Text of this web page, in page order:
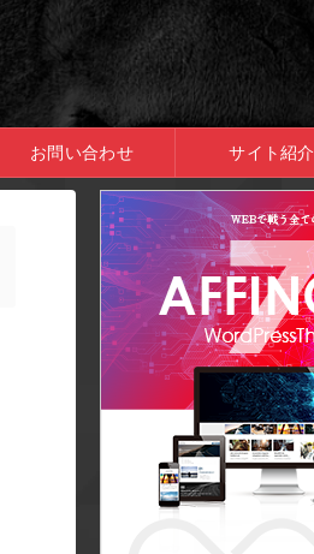
お問い合わせ サイト紹介